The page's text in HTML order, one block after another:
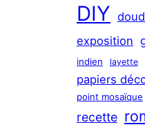
DIY
exposition
indien layette
papiers
point mosaïque
recette